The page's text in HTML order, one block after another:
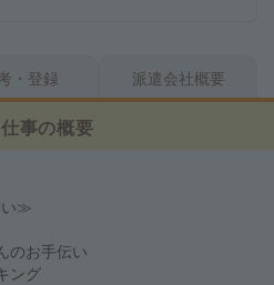
・登録 派遣会社概要
事の概要
い≫
のお手伝い
ング